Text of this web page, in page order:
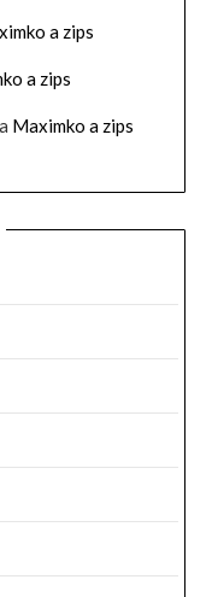
a zips
a zips
Maximko a zips